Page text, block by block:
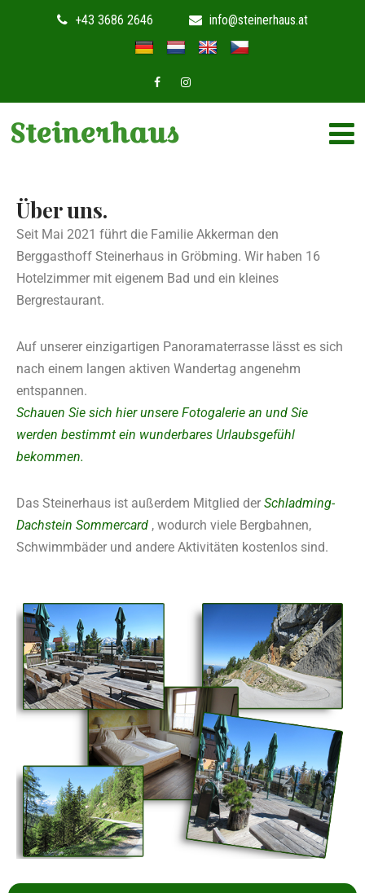
+43 3686 2646 info@steinerhaus.at
Steinerhaus
Über uns.
Seit Mai 2021 führt die Familie Akkerman den
Berggasthoff Steinerhaus in Gröbming. Wir haben 16
Hotelzimmer mit eigenem Bad und ein kleines
Bergrestaurant.
Auf unserer einzigartigen Panoramaterrasse lässt es sich
nach einem langen aktiven Wandertag angenehm
entspannen.
Schauen Sie sich hier unsere Fotogalerie an und Sie
werden bestimmt ein wunderbares Urlaubsgefühl
bekommen.
Das Steinerhaus ist außerdem Mitglied der Schladming-
Dachstein Sommercard , wodurch viele Bergbahnen,
Schwimmbäder und andere Aktivitäten kostenlos sind.